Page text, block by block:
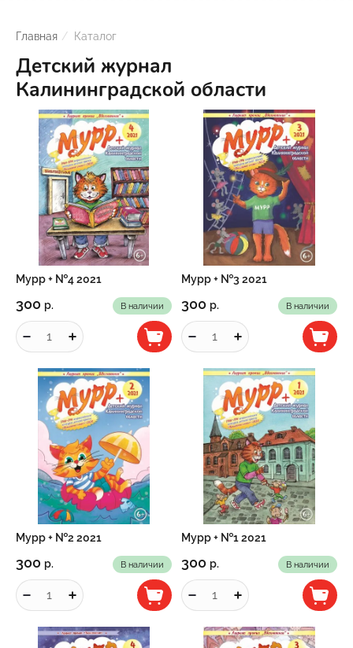
Главная / Каталог
Детский журнал
Калининградской области
Мурр + №4 2021
В наличии
300 р.
Мурр + №3 2021
В наличии
300 р.
Мурр + №2 2021
В наличии
300 р.
Мурр + №1 2021
В наличии
300 р.